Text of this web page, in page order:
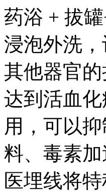
药浴 + 拔
浸泡外洗
其他器官
达到活血
用，可以
料、毒素
医埋线将